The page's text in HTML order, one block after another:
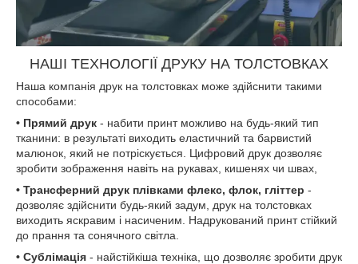
НАШІ ТЕХНОЛОГІЇ ДРУКУ НА ТОЛСТОВКАХ
Наша компанія друк на толстовках може здійснити такими
способами:
• Прямий друк - набити принт можливо на будь-який тип
тканини: в результаті виходить еластичний та барвистий
малюнок, який не потріскується. Цифровий друк дозволяє
зробити зображення навіть на рукавах, кишенях чи швах,
• Трансферний друк плівками флекс, флок, гліттер -
дозволяє здійснити будь-який задум, друк на толстовках
виходить яскравим і насиченим. Надрукований принт стійкий
до прання та сонячного світла.
• Сублімація - найстійкіша техніка, що дозволяє зробити друк